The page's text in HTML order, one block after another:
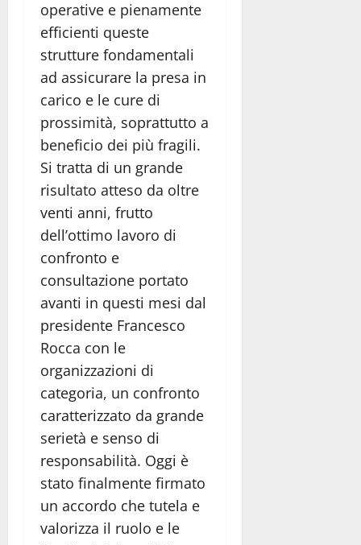
operative e pienamente
efficienti queste
strutture fondamentali
ad assicurare la presa in
carico e le cure di
prossimità, soprattutto a
beneficio dei più fragili.
Si tratta di un grande
risultato atteso da oltre
venti anni, frutto
dell’ottimo lavoro di
confronto e
consultazione portato
avanti in questi mesi dal
presidente Francesco
Rocca con le
organizzazioni di
categoria, un confronto
caratterizzato da grande
serietà e senso di
responsabilità. Oggi è
stato finalmente firmato
un accordo che tutela e
valorizza il ruolo e le